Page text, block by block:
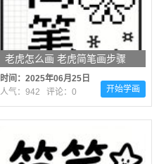
老虎怎么画 老虎简笔画步骤
时间：2025年06月25日
人气：942 评论：0
开始学画